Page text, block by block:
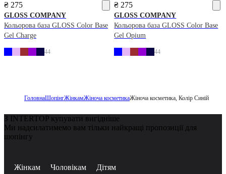
₴ 275
GLOSS COMPANY
Кольорова база GLOSS Color Base
Gel Charge
44
₴ 275
GLOSS COMPANY
Кольорова база GLOSS Color Base
Gel Opium
44
ГоловнаШопінгЖінкамЖіноча косметикаЖіноча косметика, Колір Синій
З INTERTOP купувати вигідніше
Ми надсилатимемо вам тільки найкращі пропозиції для
шопінгу
Жінкам Чоловікам Дітям